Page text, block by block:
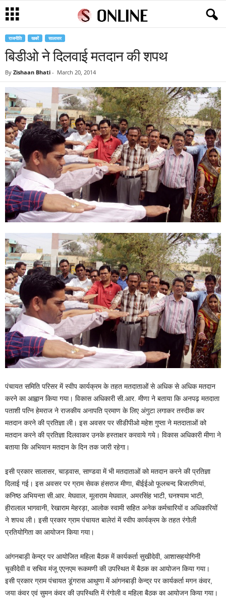
राजनीति खबरें सालासर
बिडीओ ने दिलवाई मतदान की शपथ
By Zishaan Bhati - March 20, 2014
पंचायत समिति परिसर में स्वीप कार्यक्रम के तहत मतदाताओं से अधिक से अधिक मतदान
करने का आह्वान किया गया। विकास अधिकारी सी.आर. मीणा ने बताया कि अनपढ़ मतदाता
पताशी पत्नि हेमराज ने राजकीय अनापति प्रमाण के लिए अंगुटा लगाकर तस्दीक कर
मतदान करने की प्रतिज्ञा ली। इस अवसर पर सीडीपीओ महेश गुप्ता ने मतदाताओं को
मतदान करने की प्रतिज्ञा दिलवाकर उनके हस्ताक्षर करवाये गये। विकास अधिकारी मीणा ने
बताया कि अभियान मतदान के दिन तक जारी रहेगा।
इसी प्रकार सालासर, चाड़वास, साण्डवा में भी मतदाताओं को मतदान करने की प्रतिज्ञा
दिलाई गई। इस अवसर पर ग्राम सेवक हंसराज मीणा, बीईईओ फूलचन्द बिजारणियां,
कनिष्ठ अभियन्ता सी.आर. मेघवाल, मूलाराम मेघवाल, अमरसिंह भाटी, घनश्याम भाटी,
हीरालाल भागवानी, रेखाराम मेहरड़ा, आलोक स्वामी सहित अनेक कर्मचारियों व अधिकारियों
ने शपथ ली। इसी प्रकार ग्राम पंचायत बालेरां में स्वीप कार्यक्रम के तहत रंगोली
प्रतियोगिता का आयोजन किया गया।
आंगनबाड़ी केन्द्र पर आयोजित महिला बैठक में कार्यकर्ता सुखीदेवी, आशासहयोगिनी
चूकीदेवी व सचिव मंजू एएनएम रूकमणी की उपस्थित में बैठक का आयोजन किया गया।
इसी प्रकार ग्राम पंचायत डूंगरास आथुणा में आंगनबाड़ी केन्द्र पर कार्यकर्ता मगन कंवर,
जया कंवर एवं सुमन कंवर की उपस्थिति में रंगोली व महिला बैठक का आयोजन किया गया।